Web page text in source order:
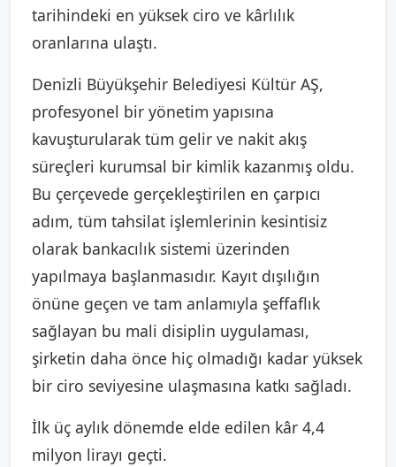
tarihindeki en yüksek ciro ve kârlılık
oranlarına ulaştı.
Denizli Büyükşehir Belediyesi Kültür AŞ,
profesyonel bir yönetim yapısına
kavuşturularak tüm gelir ve nakit akış
süreçleri kurumsal bir kimlik kazanmış oldu.
Bu çerçevede gerçekleştirilen en çarpıcı
adım, tüm tahsilat işlemlerinin kesintisiz
olarak bankacılık sistemi üzerinden
yapılmaya başlanmasıdır. Kayıt dışılığın
önüne geçen ve tam anlamıyla şeffaflık
sağlayan bu mali disiplin uygulaması,
şirketin daha önce hiç olmadığı kadar yüksek
bir ciro seviyesine ulaşmasına katkı sağladı.
İlk üç aylık dönemde elde edilen kâr 4,4
milyon lirayı geçti.